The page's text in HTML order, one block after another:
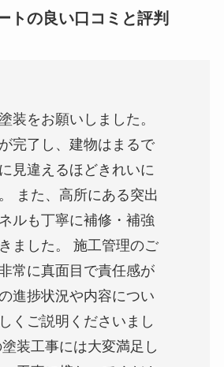
トの良い口コミと評判
装をお願いしました。
完了し、建物はまるで
見違えるほどきれいに
また、高所にある突出
ルも丁寧に補修・補強
ました。 施工管理のご
常に真面目で責任感が
進捗状況や内容につい
くご説明くださいまし
装工事には大変満足し